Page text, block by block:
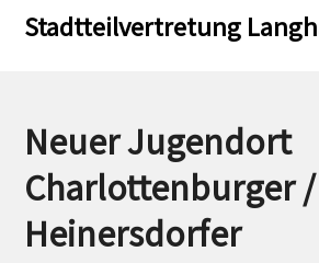
Skip
SkipStadtteilvertretung
Neuer Jugendort
Charlottenburger /
Heinersdorfer